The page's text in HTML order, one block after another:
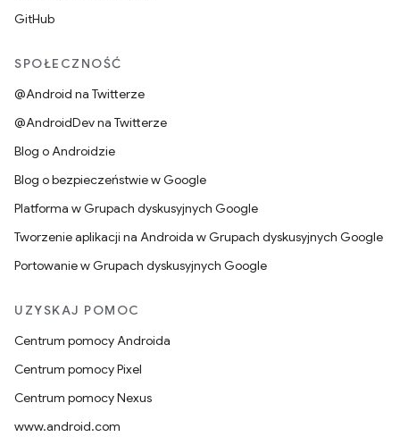
GitHub
SPOŁECZNOŚĆ
@Android na Twitterze
@AndroidDev na Twitterze
Blog o Androidzie
Blog o bezpieczeństwie w Google
Platforma w Grupach dyskusyjnych Google
Tworzenie aplikacji na Androida w Grupach dyskusyjnych Google
Portowanie w Grupach dyskusyjnych Google
UZYSKAJ POMOC
Centrum pomocy Androida
Centrum pomocy Pixel
Centrum pomocy Nexus
www.android.com